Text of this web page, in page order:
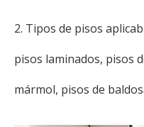
2. Tipos de pisos
pisos laminados, pisos
mármol, pisos de